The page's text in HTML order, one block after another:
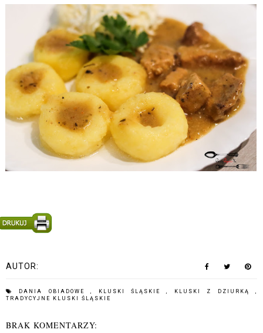
AUTOR:
DANIA OBIADOWE KLUSKI ŚLĄSKIE KLUSKI Z DZIURKĄ
TRADYCYJNE KLUSKI ŚLĄSKIE
BRAK KOMENTARZY: